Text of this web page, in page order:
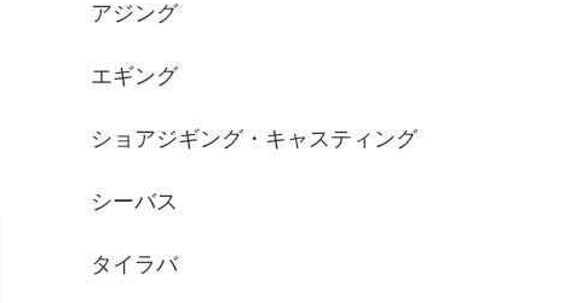
アジング
エギング
ショアジギング・キャスティング
シーバス
タイラバ